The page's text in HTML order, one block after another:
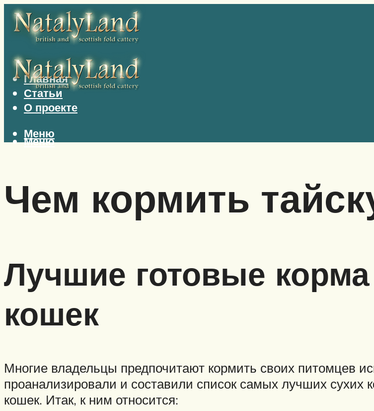
Главная
Статьи
О проекте
Меню
Меню
Чем кормить
Лучшие готовые
кошек
Многие владельцы предпочитают кормить своих питомцев
проанализировали и составили список самых лучших сухих
кошек. Итак, к ним относится: